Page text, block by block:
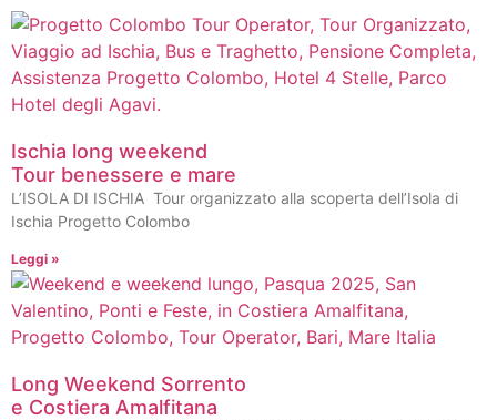
Ischia long weekend
Tour benessere e mare
L’ISOLA DI ISCHIA Tour organizzato alla scoperta dell’Isola di
Ischia Progetto Colombo
Leggi »
Long Weekend Sorrento
e Costiera Amalfitana